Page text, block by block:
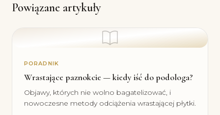
Powiązane artykuły
PORADNIK
Wrastające paznokcie — kiedy iść do podologa?
Objawy, których nie wolno bagatelizować, i
nowoczesne metody odciążenia wrastającej płytki.